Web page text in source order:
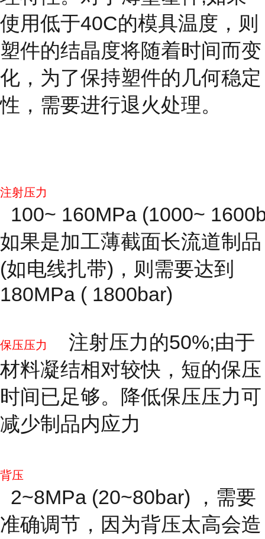
使用低于40C的模具温度，则
塑件的结晶度将随着时间而变
化，为了保持塑件的几何稳定
性，需要进行退火处理。
注射压力
100~ 160MPa (1000~
如果是加工薄截面长流道制品
(如电线扎带)，则需要达到
180MPa ( 1800bar)
保压压力
注射压力的50%;由于
材料凝结相对较快，短的保压
时间已足够。降低保压压力可
减少制品内应力
背压
2~8MPa (20~80bar) ，需要
准确调节，因为背压太高会造